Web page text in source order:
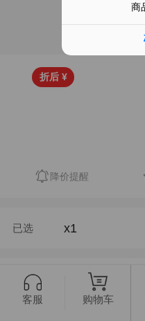
折后 ¥
降价提醒
已选 x1
客服 购物车
商